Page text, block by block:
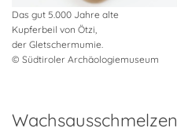
Das gut 5.000 Jahre alte
Kupferbeil von Ötzi,
der Gletschermumie.
© Südtiroler Archäologiemuseum
Wachsausschmelzen